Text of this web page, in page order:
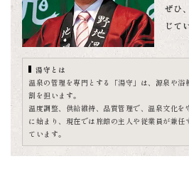
ぜひ
じて
湯守とは
温泉の管理を専門とする「湯守」は、源泉や
割を担います。
温度調整、供給維持、品質管理で、温泉文化
に始まり、現在では旅館の主人や従業員が兼任
ています。